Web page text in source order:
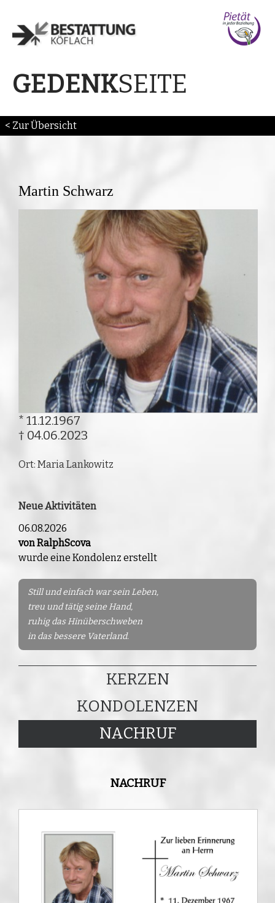
GEDENKSEITE
< Zur Übersicht
Martin Schwarz
* 11.12.1967
† 04.06.2023
Ort: Maria Lankowitz
Neue Aktivitäten
06.08.2026
von RalphScova
wurde eine Kondolenz erstellt
Still und einfach war sein Leben,
treu und tätig seine Hand,
ruhig das Hinüberschweben
in das bessere Vaterland.
KERZEN
KONDOLENZEN
NACHRUF
NACHRUF